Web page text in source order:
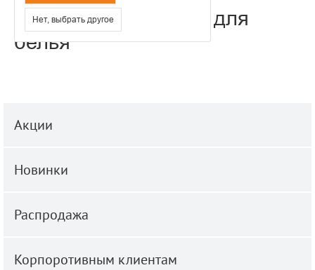
Нет, выбрать другое
Напольные сушилки для
белья
Акции
Новинки
Распродажа
Корпоротивным клиентам